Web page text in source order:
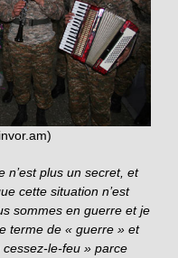
n’est plus un secret, et
cette situation n’est
sommes en guerre et je
terme de « guerre » et
cessez-le-feu » parce